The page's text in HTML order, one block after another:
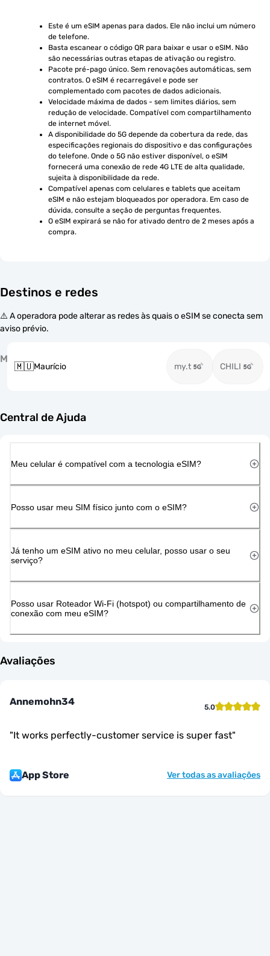
Este é um eSIM apenas para dados. Ele não inclui um número
de telefone.
Basta escanear o código QR para baixar e usar o eSIM. Não
são necessárias outras etapas de ativação ou registro.
Pacote pré-pago único. Sem renovações automáticas, sem
contratos. O eSIM é recarregável e pode ser
complementado com pacotes de dados adicionais.
Velocidade máxima de dados - sem limites diários, sem
redução de velocidade. Compatível com compartilhamento
de internet móvel.
A disponibilidade do 5G depende da cobertura da rede, das
especificações regionais do dispositivo e das configurações
do telefone. Onde o 5G não estiver disponível, o eSIM
fornecerá uma conexão de rede 4G LTE de alta qualidade,
sujeita à disponibilidade da rede.
Compatível apenas com celulares e tablets que aceitam
eSIM e não estejam bloqueados por operadora. Em caso de
dúvida, consulte a seção de perguntas frequentes.
O eSIM expirará se não for ativado dentro de 2 meses após a
compra.
Destinos e redes
⚠️ A operadora pode alterar as redes às quais o eSIM se conecta sem
aviso prévio.
M
🇲🇺Maurício my.t CHILI
Central de Ajuda
Meu celular é compatível com a tecnologia eSIM?
Posso usar meu SIM físico junto com o eSIM?
Já tenho um eSIM ativo no meu celular, posso usar o seu
serviço?
Posso usar Roteador Wi-Fi (hotspot) ou compartilhamento de
conexão com meu eSIM?
Avaliações
Annemohn34 5.0
"It works perfectly-customer service is super fast"
App Store Ver todas as avaliações